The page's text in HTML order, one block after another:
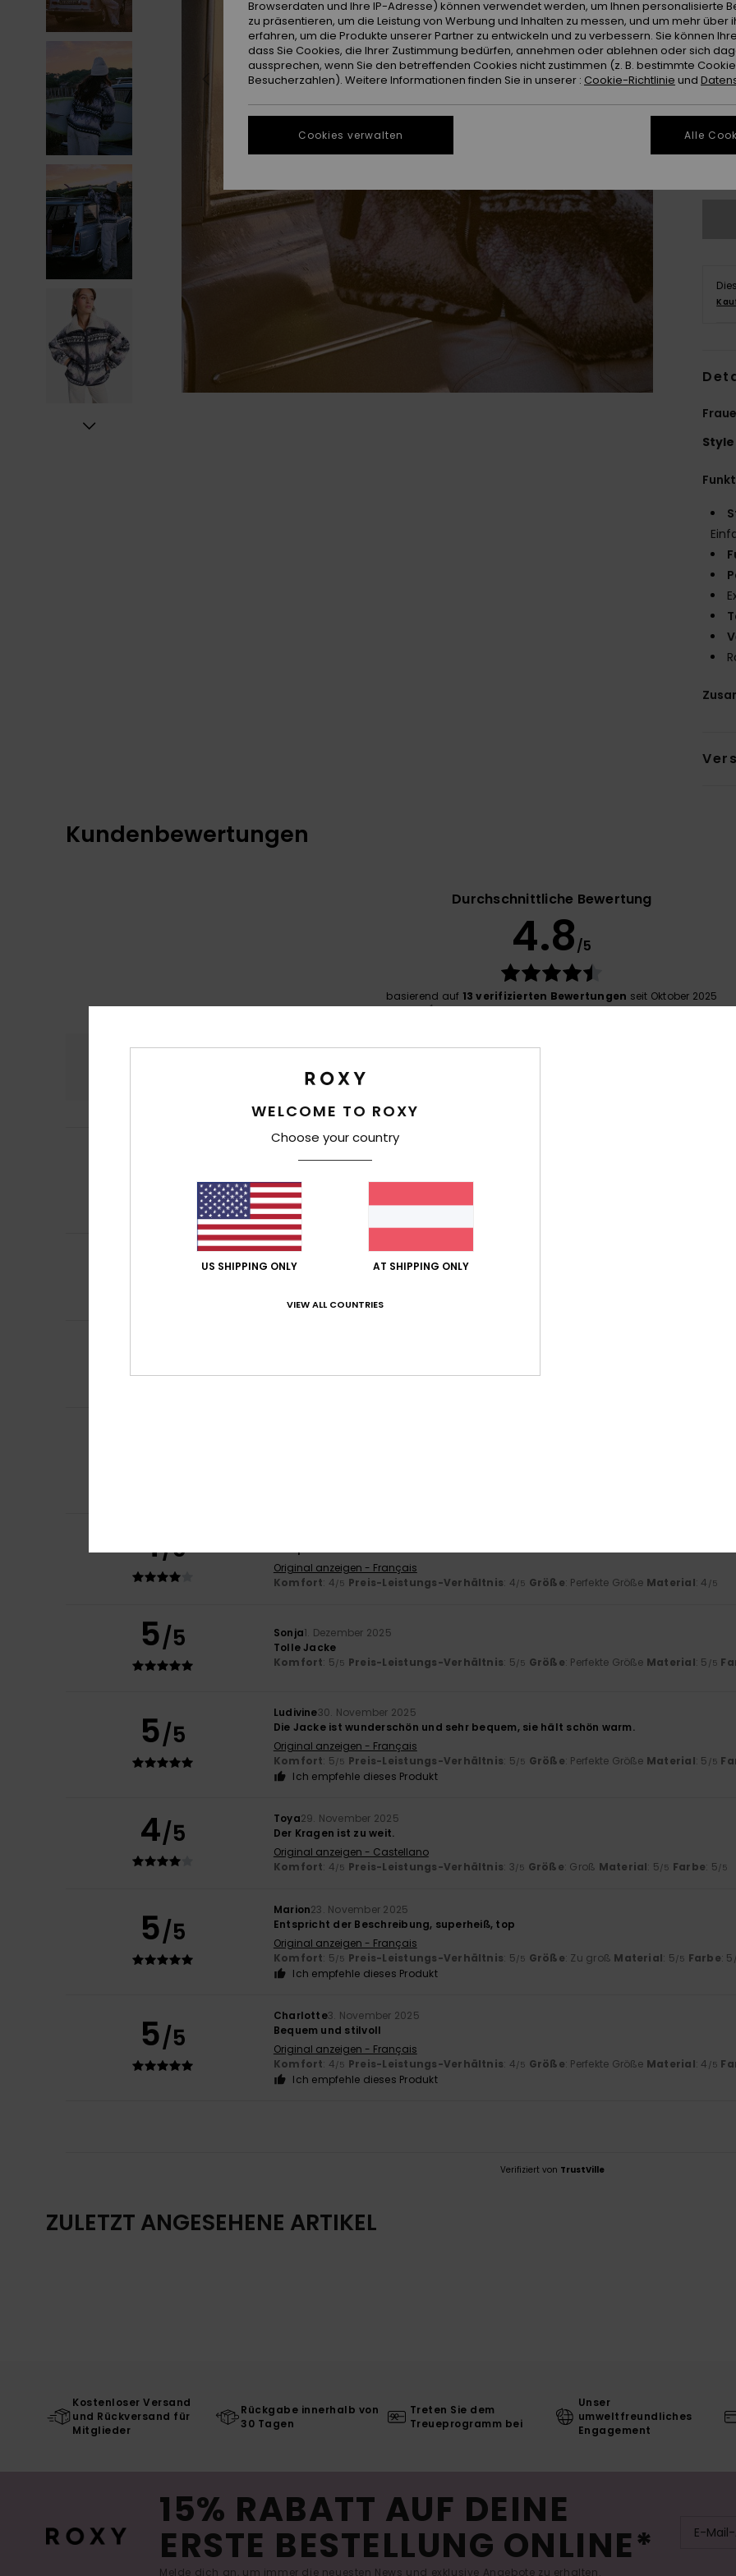
XS
Style
Kundenbewertungen
Durchschnittliche Bewertung
4.8/5
basierend auf 13 verifizierten Bewertungen seit Oktober 2025
77% unserer Kunden empfehlen dieses Produkt
19. Jänner 2026
In Wirklichkeit noch schöner
Original anzeigen - Français
Komfort
Ich empfehle dieses Produkt
Diego 22. Dezember 2025
Parce que
Ich empfehle dieses Produkt
4/5
Entspricht dem Foto
Original anzeigen - Français
Komfort: 4/5 Preis-Leistungs-Verhältnis: 4/5 Größe: Perfekte Größe Material: 4 /5
5/5 Sonja1. Dezember 2025
Tolle Jacke
Komfort: 5/5 Preis-Leistungs-Verhältnis: 5/5 Größe: Perfekte Größe Material: 5 /5
5/5
Ludivine30. November 2025
Die Jacke ist wunderschön und sehr bequem, sie hält schön warm.
Original anzeigen - Français
Komfort: 5/5 Preis-Leistungs-Verhältnis: 5/5 Größe: Perfekte Größe Material: 5 /5
Ich empfehle dieses Produkt
4/5 Toya29. November 2025
Der Kragen ist zu weit.
Original anzeigen - Castellano
Komfort: 4/5 Preis-Leistungs-Verhältnis: 3/5 Größe: Groß Material: 5/5 Farbe: 5/5
5/5
Marion23. November 2025
Entspricht der Beschreibung, superheiß, top
Original anzeigen - Français
Komfort: 5/5 Preis-Leistungs-Verhältnis: 5/5 Größe: Zu groß Material: 5/5 Farbe: 5
Ich empfehle dieses Produkt
5/5
Charlotte3. November 2025
Bequem und stilvoll
Original anzeigen - Français
Komfort: 4/5 Preis-Leistungs-Verhältnis: 4/5 Größe: Perfekte Größe Material: 4 /5
Ich empfehle dieses Produkt
Verifiziert von TrustVille
ZULETZT ANGESEHENE ARTIKEL
Kostenloser Versand
und Rückversand für
Mitglieder
Rückgabe innerhalb von
30 Tagen
Treten Sie dem
Treueprogramm bei
Unser
umweltfreundliches
Engagement
15% RABATT AUF DEINE
ERSTE BESTELLUNG ONLINE*
Melde dich an, um immer die neuesten News und exklusive Angebote zu erhalten.
WELCOME TO ROXY
Choose your country
US SHIPPING ONLY AT SHIPPING ONLY
VIEW ALL COUNTRIES
Browserdaten und Ihre IP-Adresse) können verwendet werden, um Ihnen personalisierte
zu präsentieren, um die Leistung von Werbung und Inhalten zu messen, und um mehr über
erfahren, um die Produkte unserer Partner zu entwickeln und zu verbessern. Sie können
dass Sie Cookies, die Ihrer Zustimmung bedürfen, annehmen oder ablehnen oder sich
aussprechen, wenn Sie den betreffenden Cookies nicht zustimmen (z. B. bestimmte
Besucherzahlen). Weitere Informationen finden Sie in unserer : Cookie-Richtlinie und
Cookies verwalten Alle